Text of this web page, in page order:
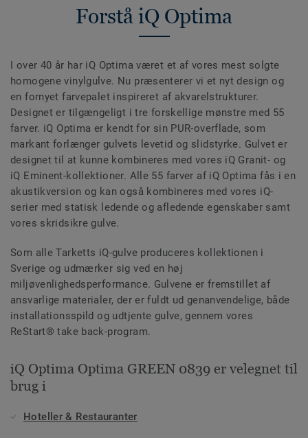
Forstå iQ Optima
I over 40 år har iQ Optima været et af vores mest solgte
homogene vinylgulve. Nu præsenterer vi et nyt design og
en fornyet farvepalet inspireret af akvarelstrukturer.
Designet er tilgængeligt i tre forskellige mønstre med 55
farver. iQ Optima er kendt for sin PUR-overflade, som
markant forlænger gulvets levetid og slidstyrke. Gulvet er
designet til at kunne kombineres med vores iQ Granit- og
iQ Eminent-kollektioner. Alle 55 farver af iQ Optima fås i en
akustikversion og kan også kombineres med vores iQ-
serier med statisk ledende og afledende egenskaber samt
vores skridsikre gulve.
Som alle Tarketts iQ-gulve produceres kollektionen i
Sverige og udmærker sig ved en høj
miljøvenlighedsperformance. Gulvene er fremstillet af
ansvarlige materialer, der er fuldt ud genanvendelige, både
installationsspild og udtjente gulve, gennem vores
ReStart® take back-program.
iQ Optima Optima GREEN 0839 er velegnet til
brug i
Hoteller & Restauranter